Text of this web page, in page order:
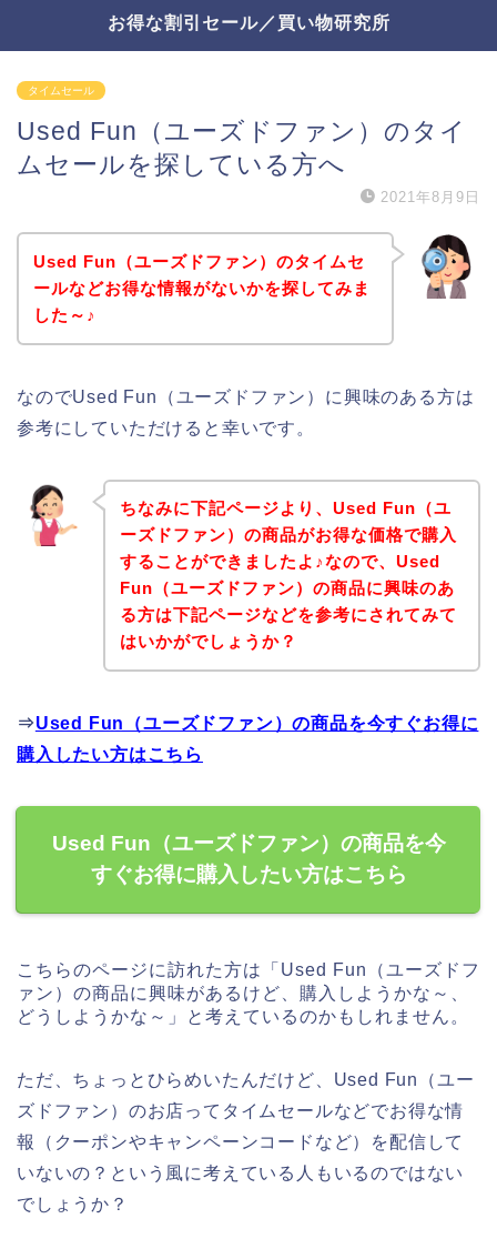
お得な割引セール／買い物研究所
タイムセール
Used Fun（ユーズドファン）のタイ
ムセールを探している方へ
2021年8月9日
Used Fun（ユーズドファン）のタイムセ
ールなどお得な情報がないかを探してみま
した～♪
なのでUsed Fun（ユーズドファン）に興味のある方は
参考にしていただけると幸いです。
ちなみに下記ページより、Used Fun（ユ
ーズドファン）の商品がお得な価格で購入
することができましたよ♪なので、Used
Fun（ユーズドファン）の商品に興味のあ
る方は下記ページなどを参考にされてみて
はいかがでしょうか？
⇒Used Fun（ユーズドファン）の商品を今すぐお得に
購入したい方はこちら
Used Fun（ユーズドファン）の商品を今
すぐお得に購入したい方はこちら
こちらのページに訪れた方は「Used Fun（ユーズドフ
ァン）の商品に興味があるけど、購入しようかな～、
どうしようかな～」と考えているのかもしれません。
ただ、ちょっとひらめいたんだけど、Used Fun（ユー
ズドファン）のお店ってタイムセールなどでお得な情
報（クーポンやキャンペーンコードなど）を配信して
いないの？という風に考えている人もいるのではない
でしょうか？